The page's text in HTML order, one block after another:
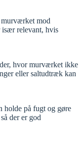
murværket mod
især relevant, hvis
hvor murværket ikke
eller saltudtræk kan
holde på fugt og gøre
der er god